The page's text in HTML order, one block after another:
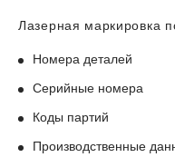
Лазерная маркировка
Номера деталей
Серийные номера
Коды партий
Производственные